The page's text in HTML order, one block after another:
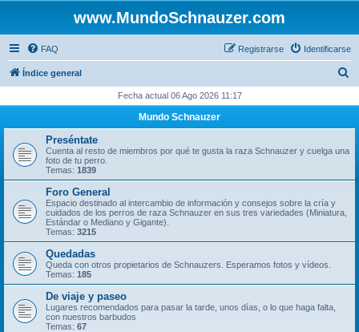
www.MundoSchnauzer.com
FAQ Identificarse
Registrarse
Índice general
c
Fecha actual 06 Ago 2026 11:17
Mundo Schnauzer
Preséntate
Cuenta al resto de miembros por qué te gusta la raza Schnauzer y cuelga una
foto de tu perro.
Temas: 1839
Foro General
Espacio destinado al intercambio de información y consejos sobre la cría y
cuidados de los perros de raza Schnauzer en sus tres variedades (Miniatura,
Estándar o Mediano y Gigante).
Temas: 3215
Quedadas
Queda con otros propietarios de Schnauzers. Esperamos fotos y vídeos.
Temas: 185
De viaje y paseo
Lugares recomendados para pasar la tarde, unos días, o lo que haga falta,
con nuestros barbudos
Temas: 67